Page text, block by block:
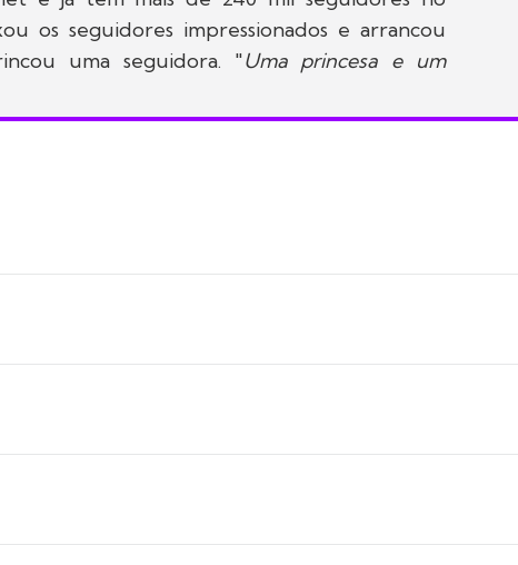
os seguidores impressionados e arrancou
uma seguidora. "Uma princesa e um